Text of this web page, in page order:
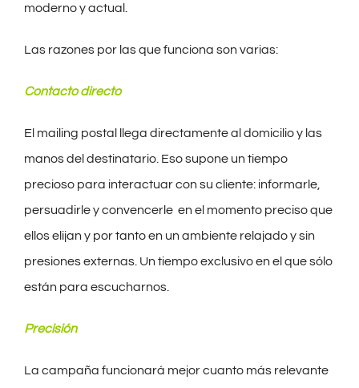
moderno y actual.
Las razones por las que funciona son varias:
Contacto directo
El mailing postal llega directamente al domicilio y las
manos del destinatario. Eso supone un tiempo
precioso para interactuar con su cliente: informarle,
persuadirle y convencerle en el momento preciso que
ellos elijan y por tanto en un ambiente relajado y sin
presiones externas. Un tiempo exclusivo en el que sólo
están para escucharnos.
Precisión
La campaña funcionará mejor cuanto más relevante